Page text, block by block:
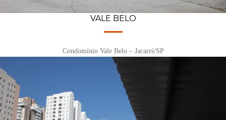
VALE BELO
Condomínio Vale Belo – Jacareí/SP